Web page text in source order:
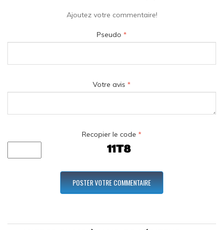
Ajoutez votre commentaire!
Pseudo *
Votre avis *
Recopier le code *